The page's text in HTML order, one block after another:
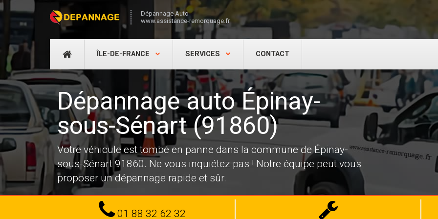
Dépannage Auto
www.assistance-remorquage.fr
DÉPANNAGE
ÎLE-DE-FRANCE SERVICES CONTACT
Dépannage auto Épinay-
sous-Sénart (91860)
Votre véhicule est tombé en panne dans la commune de Épinay-
sous-Sénart 91860. Ne vous inquiétez pas ! Notre équipe peut vous
proposer un dépannage rapide et sûr.
Tel
01 88 32 62 32
Dépannage